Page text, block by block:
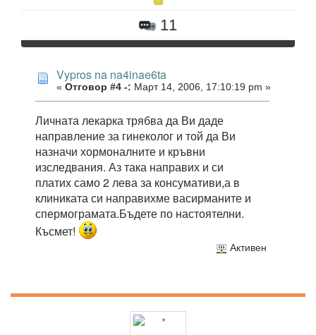
11
Vypros na na4inae6ta
« Отговор #4 -: Март 14, 2006, 17:10:19 pm »
Личната лекарка трябва да Ви даде
направление за гинеколог и той да Ви
назначи хормоналните и кръвни
изследвания. Аз така направих и си
платих само 2 лева за консумативи,а в
клиниката си направихме васирманите и
спермограмата.Бъдете по настоятелни.
Късмет!
Активен